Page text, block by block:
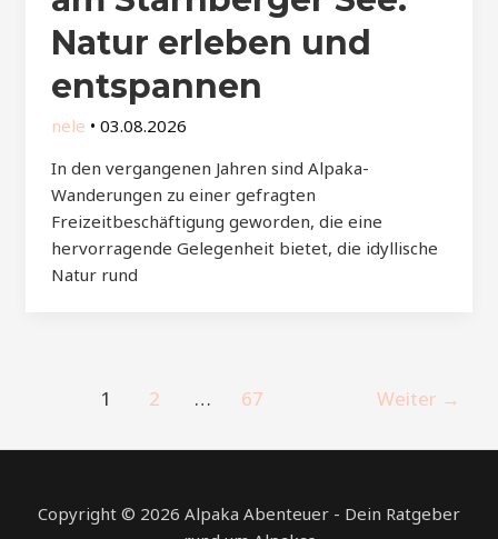
Natur erleben und
entspannen
nele • 03.08.2026
In den vergangenen Jahren sind Alpaka-
Wanderungen zu einer gefragten
Freizeitbeschäftigung geworden, die eine
hervorragende Gelegenheit bietet, die idyllische
Natur rund
1 2 … 67 Weiter →
Copyright © 2026 Alpaka Abenteuer - Dein Ratgeber